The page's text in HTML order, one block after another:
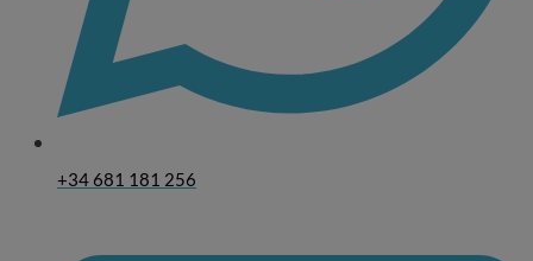
+34 681 181 256